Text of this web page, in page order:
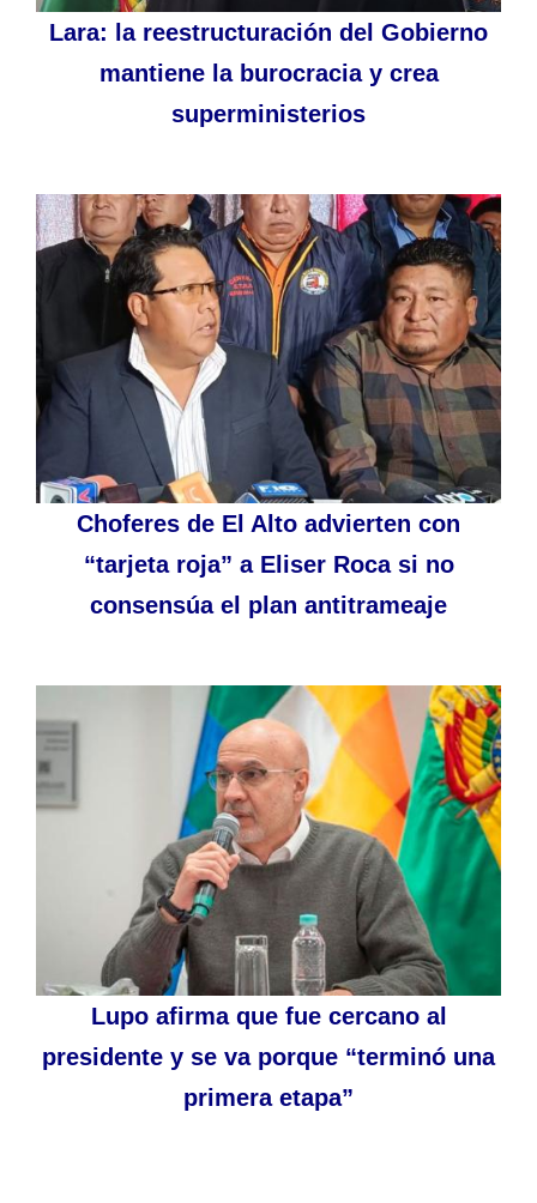
Lara: la reestructuración del Gobierno
mantiene la burocracia y crea
superministerios
Choferes de El Alto advierten con
“tarjeta roja” a Eliser Roca si no
consensúa el plan antitrameaje
Lupo afirma que fue cercano al
presidente y se va porque “terminó una
primera etapa”